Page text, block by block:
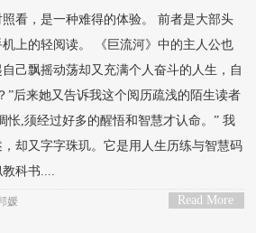
照看，是一种难得的体验。 前者是大部头
上的轻阅读。 《巨流河》中的主人公也
己飘摇动荡却又充满个人奋斗的人生，自
”后来她又告诉我这个阅历疏浅的陌生读者
怅,须经过好多的醒悟和智慧才认命。” 我
却又字字珠玑。它是用人生历练与智慧码
科书....
Read More
媛